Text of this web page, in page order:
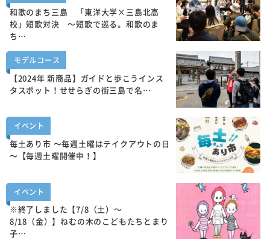
和歌のまち三島 「東洋大学×三島北高
校」短歌対決 ～短歌で巡る。和歌のま
ち…
モデルコース
【2024年 新商品】ガイドと歩こうインス
タスポット！せせらぎの街三島で名…
イベント
毎土あり市 ～毎週土曜はテイクアウトの日
～【毎週土曜開催中！】
イベント
※終了しました【7/8（土）～
8/18（金）】ねむの木のこどもたちとまり
子…